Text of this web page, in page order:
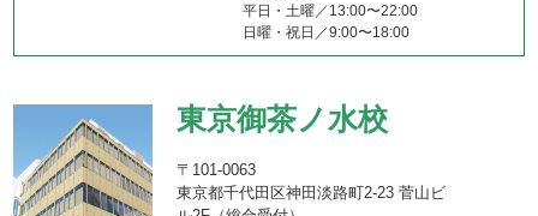
平日・土曜／13:00〜22:00
日曜・祝日／9:00〜18:00
東京御茶ノ水校
〒101-0063
東京都千代田区神田淡路町2-23 菅山ビ